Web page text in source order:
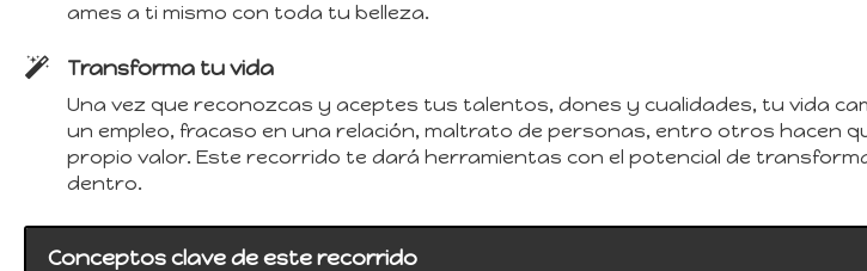
ames a ti mismo con toda tu belleza.
Transforma tu vida
Una vez que reconozcas y aceptes tus talentos, dones y cualidades, tu vida
un empleo, fracaso en una relación, maltrato de personas, entro otros
propio valor. Este recorrido te dará herramientas con el potencial de
dentro.
Conceptos clave de este recorrido